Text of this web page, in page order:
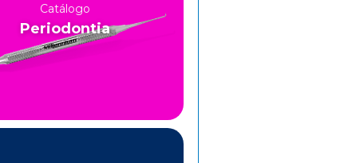
Catálogo
Periodontia